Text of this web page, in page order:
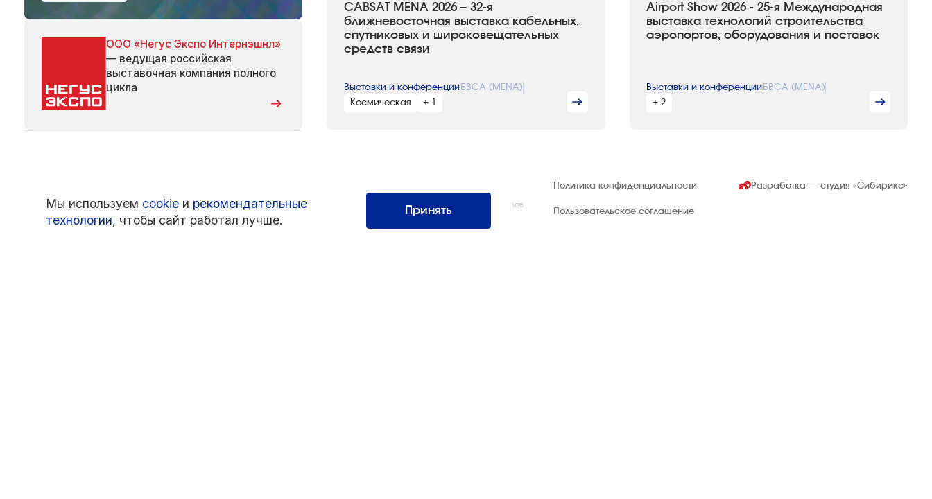
ООО «Негус Экспо Интернэшнл»
— ведущая российская
выставочная компания полного
цикла
CABSAT MENA 2026 – 32-я
ближневосточная выставка кабельных,
спутниковых и широковещательных
средств связи
Выставки и конференции БВСА (MENA)
Космическая
+ 1
Airport Show 2026 - 25-я Международная
выставка технологий строительства
аэропортов, оборудования и поставок
Выставки и конференции БВСА (MENA)
+ 2
Интернэшнл»
Все права защищены. Использование материалов
возможно только со ссылкой на источник.
Политика конфиденциальности
Пользовательское соглашение
Разработка — студия«Сибирикс»
Мы используем cookie и рекомендательные
технологии, чтобы сайт работал лучше.
Принять